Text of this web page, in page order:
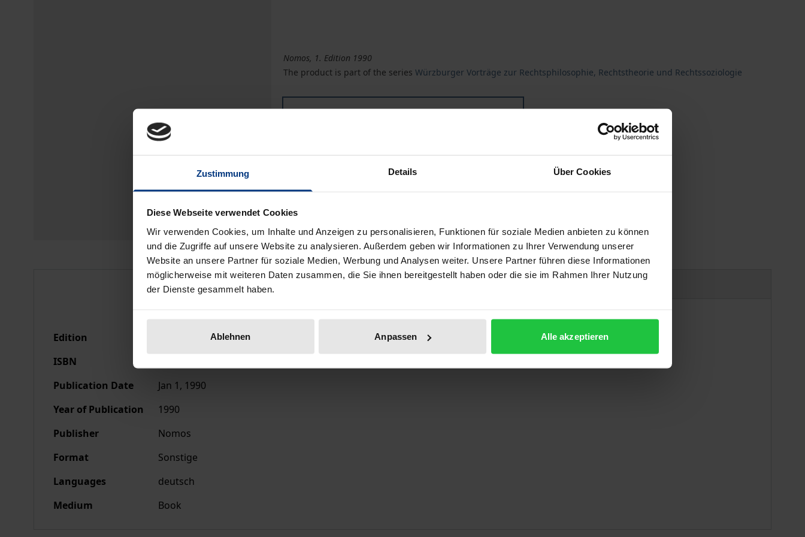
Zustimmung Details Über Cookies
Diese Webseite verwendet Cookies
Wir verwenden Cookies, um Inhalte und Anzeigen zu personalisieren, Funktionen für soziale Medien anbieten zu können
und die Zugriffe auf unsere Website zu analysieren. Außerdem geben wir Informationen zu Ihrer Verwendung unserer
Website an unsere Partner für soziale Medien, Werbung und Analysen weiter. Unsere Partner führen diese Informationen
möglicherweise mit weiteren Daten zusammen, die Sie ihnen bereitgestellt haben oder die sie im Rahmen Ihrer Nutzung
der Dienste gesammelt haben.
Ablehnen Anpassen Alle akzeptieren
Nomos, 1. Edition 1990
The product is part of the seriesWürzburger Vorträge zur Rechtsphilosophie, Rechtstheorie und Rechtssoziologie
Bibliographical data
Edition
ISBN
Publication Date
Jan 1, 1990
Year of Publication
1990
Publisher
Nomos
Format
Sonstige
Languages
deutsch
Medium
Book